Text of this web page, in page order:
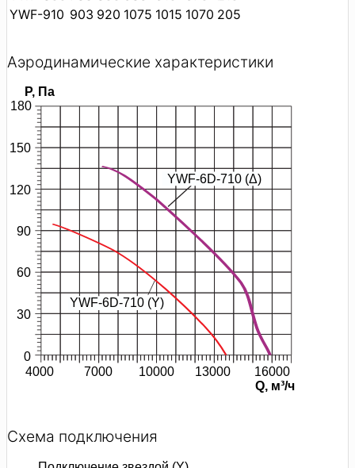
YWF-910 903 920 1075 1015 1070 205
Аэродинамические характеристики
Схема подключения